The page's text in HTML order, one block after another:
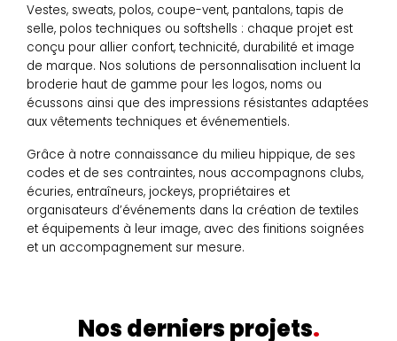
Vestes, sweats, polos, coupe-vent, pantalons, tapis de
selle, polos techniques ou softshells : chaque projet est
conçu pour allier confort, technicité, durabilité et image
de marque. Nos solutions de personnalisation incluent la
broderie haut de gamme pour les logos, noms ou
écussons ainsi que des impressions résistantes adaptées
aux vêtements techniques et événementiels.
Grâce à notre connaissance du milieu hippique, de ses
codes et de ses contraintes, nous accompagnons clubs,
écuries, entraîneurs, jockeys, propriétaires et
organisateurs d’événements dans la création de textiles
et équipements à leur image, avec des finitions soignées
et un accompagnement sur mesure.
Nos derniers projets